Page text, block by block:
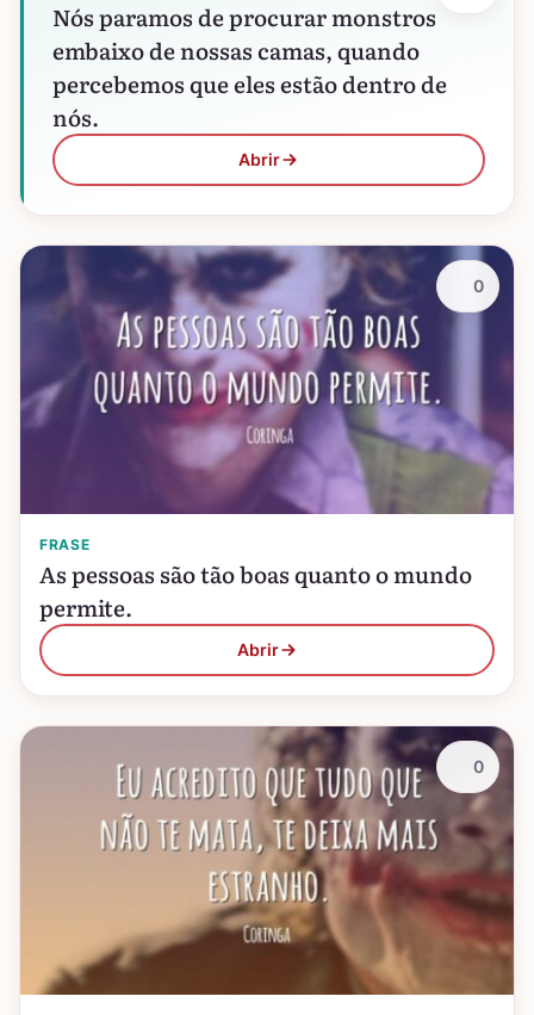
Nós paramos de procurar monstros
embaixo de nossas camas, quando
percebemos que eles estão dentro de
nós.
Abrir
FRASE
As pessoas são tão boas quanto o mundo
permite.
Abrir
0
0